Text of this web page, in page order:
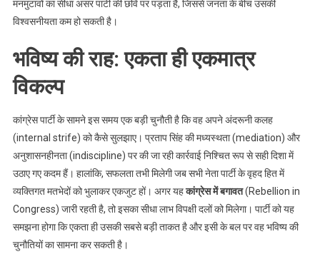
मनमुटावों का सीधा असर पार्टी की छवि पर पड़ता है, जिससे जनता के बीच उसकी
विश्वसनीयता कम हो सकती है।
भविष्य की राह: एकता ही एकमात्र
विकल्प
कांग्रेस पार्टी के सामने इस समय एक बड़ी चुनौती है कि वह अपने अंदरूनी कलह
(internal strife) को कैसे सुलझाए। प्रताप सिंह की मध्यस्थता (mediation) और
अनुशासनहीनता (indiscipline) पर की जा रही कार्रवाई निश्चित रूप से सही दिशा में
उठाए गए कदम हैं। हालांकि, सफलता तभी मिलेगी जब सभी नेता पार्टी के वृहद हित में
व्यक्तिगत मतभेदों को भुलाकर एकजुट हों। अगर यहकांग्रेस में बगावत(Rebellion in
Congress) जारी रहती है, तो इसका सीधा लाभ विपक्षी दलों को मिलेगा। पार्टी को यह
समझना होगा कि एकता ही उसकी सबसे बड़ी ताकत है और इसी के बल पर वह भविष्य की
चुनौतियों का सामना कर सकती है।